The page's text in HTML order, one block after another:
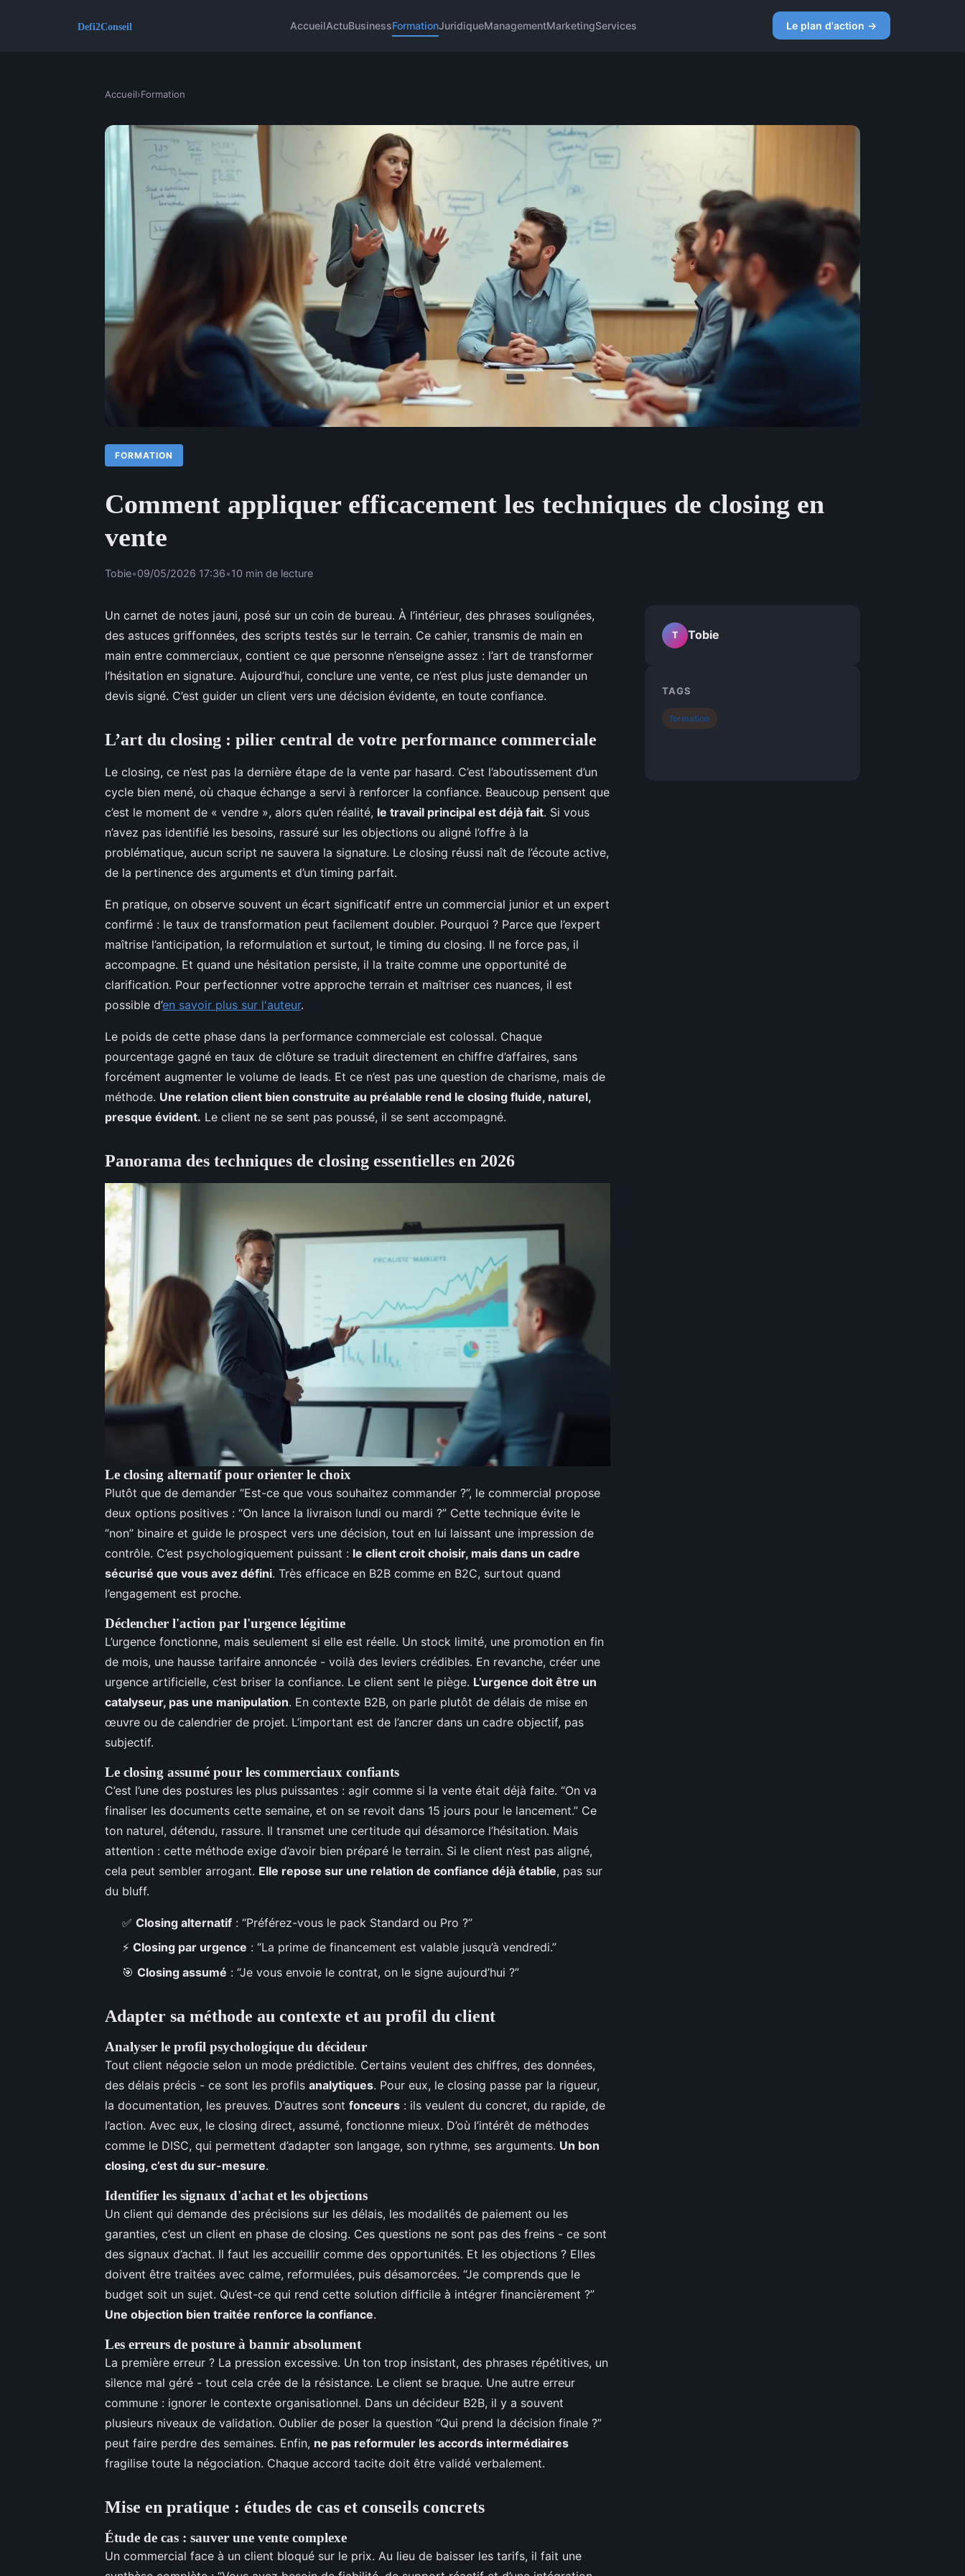
AccueilActuBusinessFormationJuridiqueManagementMarketingServices Le plan d'action →
Accueil›Formation
FORMATION
Comment appliquer efficacement les techniques de closing en
vente
Tobie•09/05/2026 17:36•10 min de lecture
Un carnet de notes jauni, posé sur un coin de bureau. À l’intérieur, des phrases soulignées,
des astuces griffonnées, des scripts testés sur le terrain. Ce cahier, transmis de main en
main entre commerciaux, contient ce que personne n’enseigne assez : l’art de transformer
l’hésitation en signature. Aujourd’hui, conclure une vente, ce n’est plus juste demander un
devis signé. C’est guider un client vers une décision évidente, en toute confiance.
L’art du closing : pilier central de votre performance commerciale
Le closing, ce n’est pas la dernière étape de la vente par hasard. C’est l’aboutissement d’un
cycle bien mené, où chaque échange a servi à renforcer la confiance. Beaucoup pensent que
c’est le moment de « vendre », alors qu’en réalité, le travail principal est déjà fait. Si vous
n’avez pas identifié les besoins, rassuré sur les objections ou aligné l’offre à la
problématique, aucun script ne sauvera la signature. Le closing réussi naît de l’écoute active,
de la pertinence des arguments et d’un timing parfait.
En pratique, on observe souvent un écart significatif entre un commercial junior et un expert
confirmé : le taux de transformation peut facilement doubler. Pourquoi ? Parce que l’expert
maîtrise l’anticipation, la reformulation et surtout, le timing du closing. Il ne force pas, il
accompagne. Et quand une hésitation persiste, il la traite comme une opportunité de
clarification. Pour perfectionner votre approche terrain et maîtriser ces nuances, il est
possible d’en savoir plus sur l'auteur.
Le poids de cette phase dans la performance commerciale est colossal. Chaque
pourcentage gagné en taux de clôture se traduit directement en chiffre d’affaires, sans
forcément augmenter le volume de leads. Et ce n’est pas une question de charisme, mais de
méthode. Une relation client bien construite au préalable rend le closing fluide, naturel,
presque évident. Le client ne se sent pas poussé, il se sent accompagné.
Panorama des techniques de closing essentielles en 2026
Le closing alternatif pour orienter le choix
Plutôt que de demander “Est-ce que vous souhaitez commander ?”, le commercial propose
deux options positives : “On lance la livraison lundi ou mardi ?” Cette technique évite le
“non” binaire et guide le prospect vers une décision, tout en lui laissant une impression de
contrôle. C’est psychologiquement puissant : le client croit choisir, mais dans un cadre
sécurisé que vous avez défini. Très efficace en B2B comme en B2C, surtout quand
l’engagement est proche.
Déclencher l'action par l'urgence légitime
L’urgence fonctionne, mais seulement si elle est réelle. Un stock limité, une promotion en fin
de mois, une hausse tarifaire annoncée - voilà des leviers crédibles. En revanche, créer une
urgence artificielle, c’est briser la confiance. Le client sent le piège. L’urgence doit être un
catalyseur, pas une manipulation. En contexte B2B, on parle plutôt de délais de mise en
œuvre ou de calendrier de projet. L’important est de l’ancrer dans un cadre objectif, pas
subjectif.
Le closing assumé pour les commerciaux confiants
C’est l’une des postures les plus puissantes : agir comme si la vente était déjà faite. “On va
finaliser les documents cette semaine, et on se revoit dans 15 jours pour le lancement.” Ce
ton naturel, détendu, rassure. Il transmet une certitude qui désamorce l’hésitation. Mais
attention : cette méthode exige d’avoir bien préparé le terrain. Si le client n’est pas aligné,
cela peut sembler arrogant. Elle repose sur une relation de confiance déjà établie, pas sur
du bluff.
✅ Closing alternatif : “Préférez-vous le pack Standard ou Pro ?”
⚡ Closing par urgence : “La prime de financement est valable jusqu’à vendredi.”
🎯 Closing assumé : “Je vous envoie le contrat, on le signe aujourd’hui ?”
Adapter sa méthode au contexte et au profil du client
Analyser le profil psychologique du décideur
Tout client négocie selon un mode prédictible. Certains veulent des chiffres, des données,
des délais précis - ce sont les profils analytiques. Pour eux, le closing passe par la rigueur,
la documentation, les preuves. D’autres sont fonceurs : ils veulent du concret, du rapide, de
l’action. Avec eux, le closing direct, assumé, fonctionne mieux. D’où l’intérêt de méthodes
comme le DISC, qui permettent d’adapter son langage, son rythme, ses arguments. Un bon
closing, c’est du sur-mesure.
Identifier les signaux d'achat et les objections
Un client qui demande des précisions sur les délais, les modalités de paiement ou les
garanties, c’est un client en phase de closing. Ces questions ne sont pas des freins - ce sont
des signaux d’achat. Il faut les accueillir comme des opportunités. Et les objections ? Elles
doivent être traitées avec calme, reformulées, puis désamorcées. “Je comprends que le
budget soit un sujet. Qu’est-ce qui rend cette solution difficile à intégrer financièrement ?”
Une objection bien traitée renforce la confiance.
Les erreurs de posture à bannir absolument
La première erreur ? La pression excessive. Un ton trop insistant, des phrases répétitives, un
silence mal géré - tout cela crée de la résistance. Le client se braque. Une autre erreur
commune : ignorer le contexte organisationnel. Dans un décideur B2B, il y a souvent
plusieurs niveaux de validation. Oublier de poser la question “Qui prend la décision finale ?”
peut faire perdre des semaines. Enfin, ne pas reformuler les accords intermédiaires
fragilise toute la négociation. Chaque accord tacite doit être validé verbalement.
Mise en pratique : études de cas et conseils concrets
Étude de cas : sauver une vente complexe
Un commercial face à un client bloqué sur le prix. Au lieu de baisser les tarifs, il fait une
T Tobie
TAGS
formation